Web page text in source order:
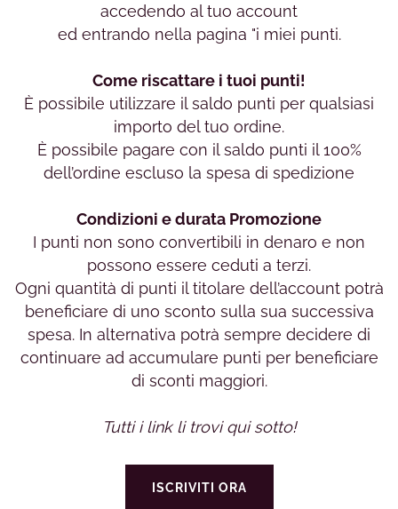
accedendo al tuo account
ed entrando nella pagina "i miei punti.
Come riscattare i tuoi punti!
È possibile utilizzare il saldo punti per qualsiasi
importo del tuo ordine.
È possibile pagare con il saldo punti il 100%
dell’ordine escluso la spesa di spedizione
Condizioni e durata Promozione
I punti non sono convertibili in denaro e non
possono essere ceduti a terzi.
Ogni quantità di punti il titolare dell’account potrà
beneficiare di uno sconto sulla sua successiva
spesa. In alternativa potrà sempre decidere di
continuare ad accumulare punti per beneficiare
di sconti maggiori.
Tutti i link li trovi qui sotto!
ISCRIVITI ORA